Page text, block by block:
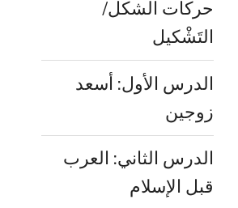
حركات الشكل/
التَشْكيل
الدرس الأول: أسعد
زوجين
الدرس الثاني: العرب
قبل الإسلام